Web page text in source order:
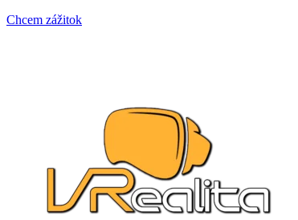
Chcem zážitok